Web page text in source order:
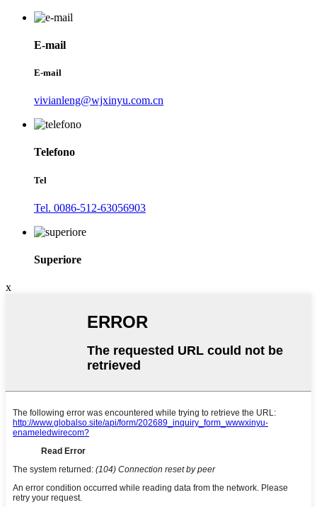
E-mail
E-mail
vivianleng@wjxinyu.com.cn
Telefono
Tel
Tel. 0086-512-63056903
Superiore
x